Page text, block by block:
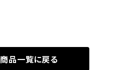
商品一覧に戻る